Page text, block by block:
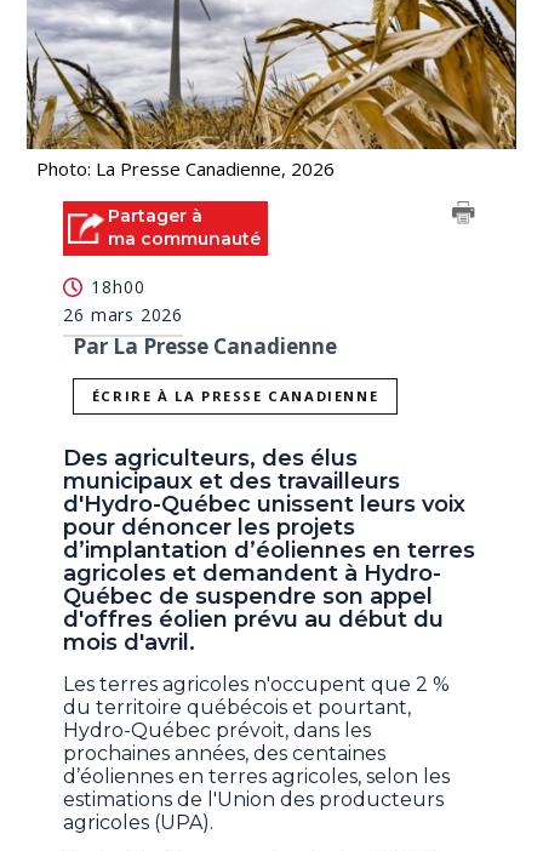
Photo: La Presse Canadienne, 2026
Partager à
ma communauté
18h00
26 mars 2026
Par La Presse Canadienne
ÉCRIRE À LA PRESSE CANADIENNE
Des agriculteurs, des élus
municipaux et des travailleurs
d'Hydro-Québec unissent leurs voix
pour dénoncer les projets
d’implantation d’éoliennes en terres
agricoles et demandent à Hydro-
Québec de suspendre son appel
d'offres éolien prévu au début du
mois d'avril.
Les terres agricoles n'occupent que 2 %
du territoire québécois et pourtant,
Hydro-Québec prévoit, dans les
prochaines années, des centaines
d’éoliennes en terres agricoles, selon les
estimations de l'Union des producteurs
agricoles (UPA).